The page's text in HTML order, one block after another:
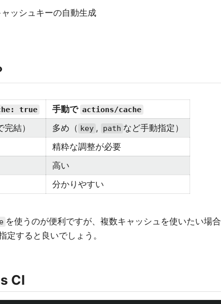
ッシュキーの自動生成
true 手動で actions/cache
結） 多め（ key , path など手動指定）
精粋な調整が必要
高い
分かりやすい
を使うのが便利ですが、複数キャッシュを使いたい場合
定すると良いでしょう。
CI